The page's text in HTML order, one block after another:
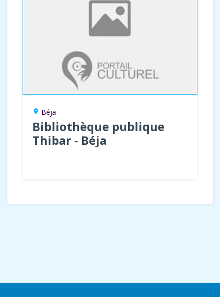
location_on Béja
Bibliothèque publique
Thibar - Béja